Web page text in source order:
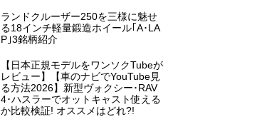
ランドクルーザー250を三様に魅せ
る18インチ軽量鍛造ホイール｢A･LA
P｣3銘柄紹介
【日本正規モデルをワンソクTubeが
レビュー】【車のナビでYouTube見
る方法2026】新型ヴォクシー･RAV
4･ハスラーでオットキャスト使える
か比較検証! オススメはどれ?!